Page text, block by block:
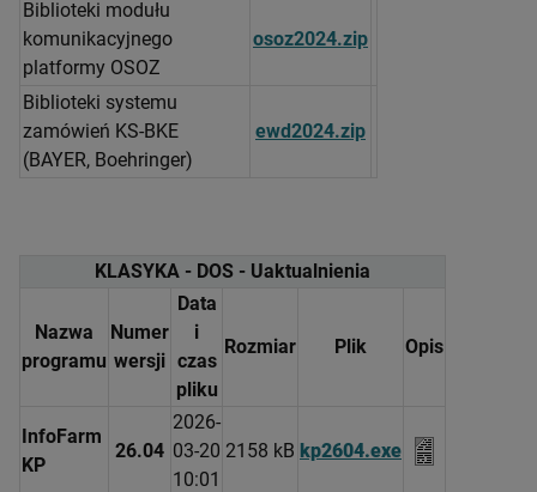
Biblioteki modułu
komunikacyjnego
platformy OSOZ
osoz2024.zip
Biblioteki systemu
zamówień KS-BKE
(BAYER, Boehringer)
ewd2024.zip
KLASYKA - DOS - Uaktualnienia
Nazwa
programu
Numer
wersji
Data
i
czas
pliku
Rozmiar Plik Opis
InfoFarm
KP
26.04
2026-
03-20
10:01
2158 kB kp2604.exe